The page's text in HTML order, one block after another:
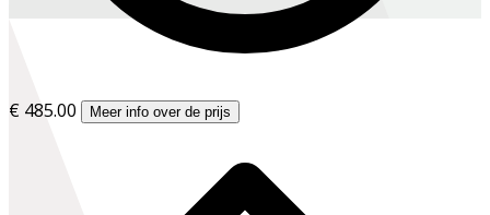
€ 485.00 Meer info over de prijs